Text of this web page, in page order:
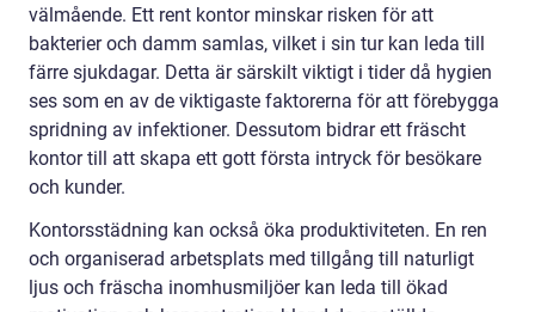
välmående. Ett rent kontor minskar risken för att
bakterier och damm samlas, vilket i sin tur kan leda till
färre sjukdagar. Detta är särskilt viktigt i tider då hygien
ses som en av de viktigaste faktorerna för att förebygga
spridning av infektioner. Dessutom bidrar ett fräscht
kontor till att skapa ett gott första intryck för besökare
och kunder.
Kontorsstädning kan också öka produktiviteten. En ren
och organiserad arbetsplats med tillgång till naturligt
ljus och fräscha inomhusmiljöer kan leda till ökad